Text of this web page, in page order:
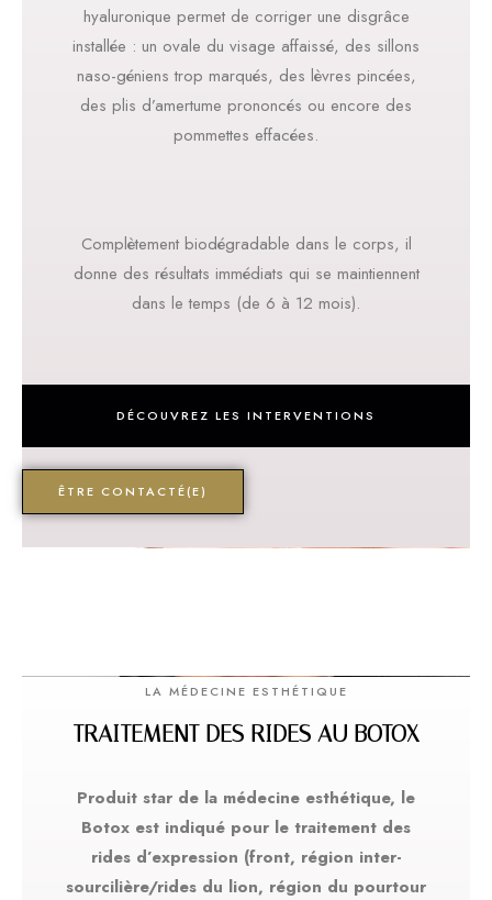
hyaluronique permet de corriger une disgrâce
installée : un ovale du visage affaissé, des sillons
naso-géniens trop marqués, des lèvres pincées,
des plis d’amertume prononcés ou encore des
pommettes effacées.
Complètement biodégradable dans le corps, il
donne des résultats immédiats qui se maintiennent
dans le temps (de 6 à 12 mois).
DÉCOUVREZ LES INTERVENTIONS
ÊTRE CONTACTÉ(E)
LA MÉDECINE ESTHÉTIQUE
TRAITEMENT DES RIDES AU BOTOX
Produit star de la médecine esthétique, le
Botox est indiqué pour le traitement des
rides d’expression (front, région inter-
sourcilière/rides du lion, région du pourtour